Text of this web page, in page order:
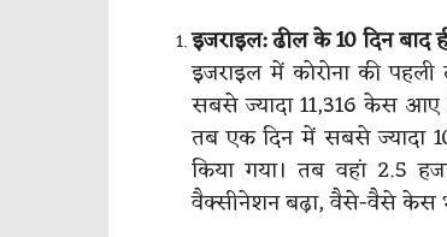
इजराइल: ढील के 10 दिन बाद
इजराइल में कोरोना की
सबसे ज्यादा 11,316 केस आए
तब एक दिन में सबसे ज्यादा
किया गया। तब वहां 2.5
वैक्सीनेशन बढ़ा, वैसे-वैसे केस